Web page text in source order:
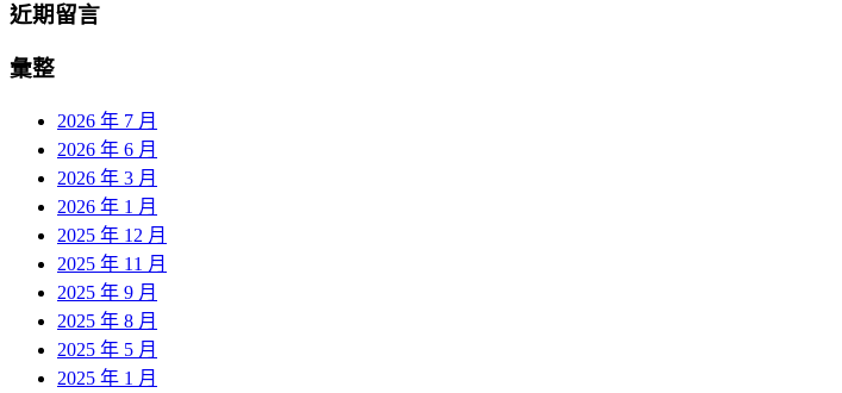
近期留言
彙整
2026 年 7 月
2026 年 6 月
2026 年 3 月
2026 年 1 月
2025 年 12 月
2025 年 11 月
2025 年 9 月
2025 年 8 月
2025 年 5 月
2025 年 1 月